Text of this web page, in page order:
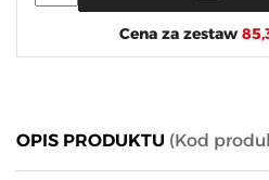
Cena za zestaw
OPIS PRODUKTU (Kod